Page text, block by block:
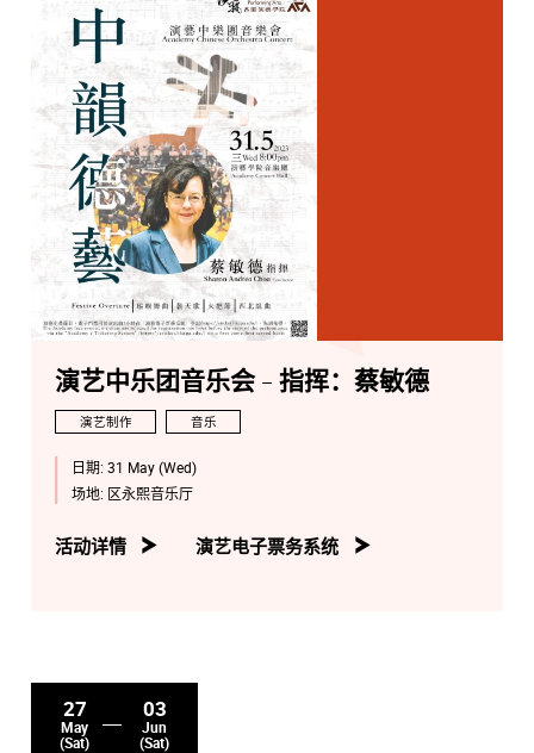
演艺中乐团音乐会 - 指挥：蔡敏德
演艺制作 音乐
日期: 31 May (Wed)
场地: 区永熙音乐厅
活动详情 演艺电子票务系统
27
May
(Sat)
03
Jun
(Sat)